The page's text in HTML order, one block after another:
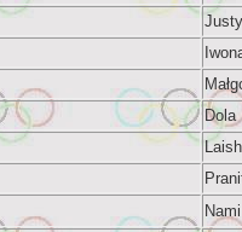
Dola
Nami